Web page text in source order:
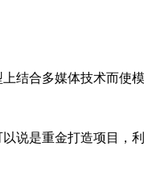
结合多媒体技术而使
说是重金打造项目，